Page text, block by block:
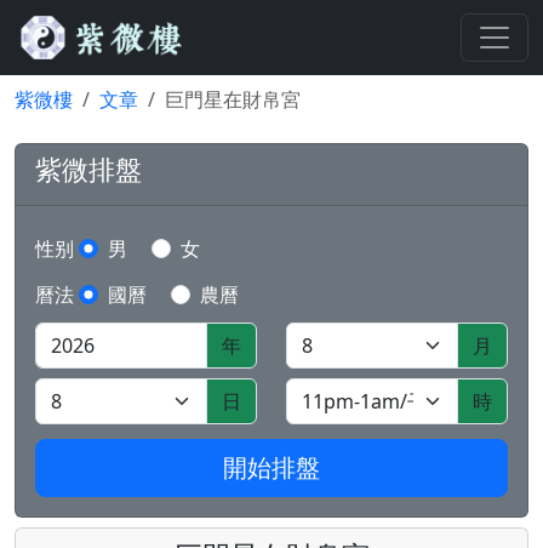
紫微樓 文章 巨門星在財帛宮
紫微排盤
性别 男
女
曆法
國曆
農曆
年
月
日 時
開始排盤